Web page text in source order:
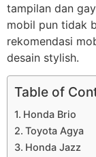
tampilan dan
mobil pun tidak
rekomendasi
desain stylish.
Table of
Honda Brio
Toyota Agya
Honda Jazz